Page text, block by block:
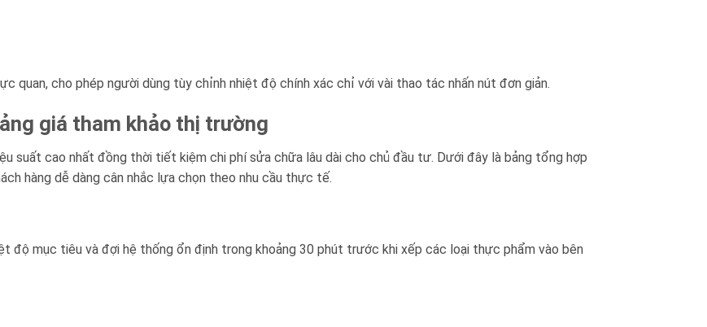
quan, cho phép người dùng tùy chỉnh nhiệt độ chính xác chỉ với vài thao tác nhấn nút đơn giản.
giá tham khảo thị trường
suất cao nhất đồng thời tiết kiệm chi phí sửa chữa lâu dài cho chủ đầu tư. Dưới đây là bảng tổng hợp
hàng dễ dàng cân nhắc lựa chọn theo nhu cầu thực tế.
độ mục tiêu và đợi hệ thống ổn định trong khoảng 30 phút trước khi xếp các loại thực phẩm vào bên